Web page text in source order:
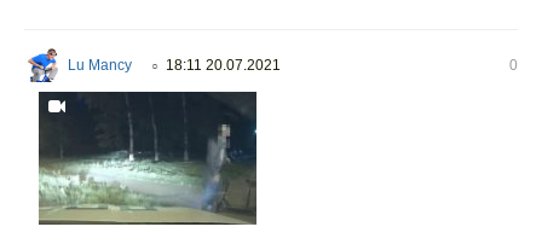
Lu Mancy ○ 18:11 20.07.2021 0